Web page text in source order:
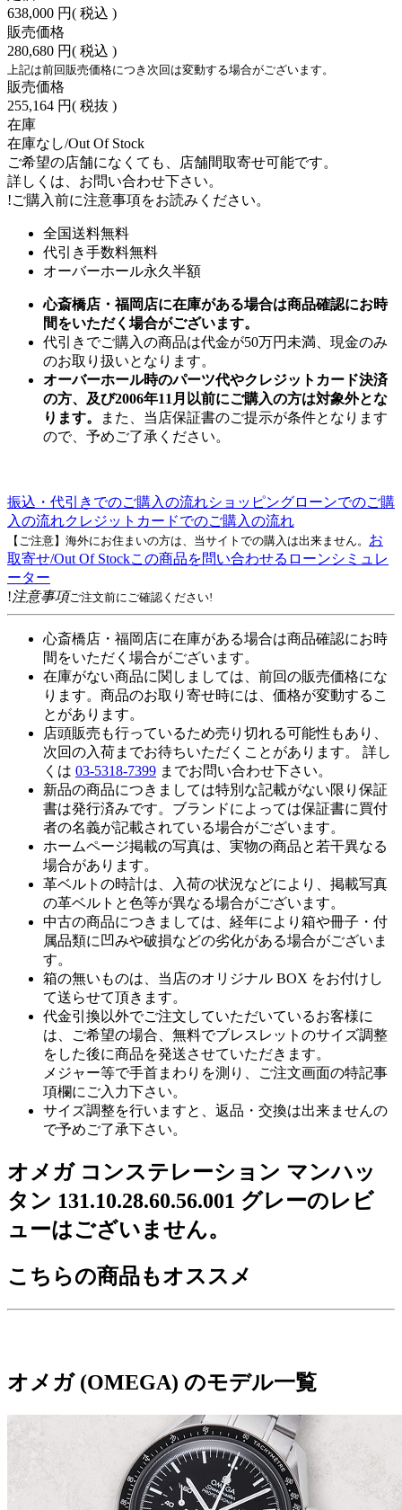
638,000 円( 税込 )
販売価格
280,680 円( 税込 )
上記は前回販売価格につき次回は変動する場合がございます。
販売価格
255,164 円( 税抜 )
在庫
在庫なし/Out Of Stock
ご希望の店舗になくても、店舗間取寄せ可能です。
詳しくは、お問い合わせ下さい。
!ご購入前に注意事項をお読みください。
全国送料無料
代引き手数料無料
オーバーホール永久半額
心斎橋店・福岡店に在庫がある場合は商品確認にお時
間をいただく場合がございます。
代引きでご購入の商品は代金が50万円未満、現金のみ
のお取り扱いとなります。
オーバーホール時のパーツ代やクレジットカード決済
の方、及び2006年11月以前にご購入の方は対象外とな
ります。
また、当店保証書のご提示が条件となります
ので、予めご了承ください。
振込・代引きでのご購入の流れショッピングローンでのご購
入の流れクレジットカードでのご購入の流れ
【ご注意】海外にお住まいの方は、当サイトでの購入は出来ません。 お
取寄せ/Out Of Stockこの商品を問い合わせる ローンシミュレ
ーター
!注意事項ご注文前にご確認ください!
心斎橋店・福岡店に在庫がある場合は商品確認にお時
間をいただく場合がございます。
在庫がない商品に関しましては、前回の販売価格にな
ります。商品のお取り寄せ時には、価格が変動するこ
とがあります。
店頭販売も行っているため売り切れる可能性もあり、
次回の入荷までお待ちいただくことがあります。 詳し
くは 03-5318-7399 までお問い合わせ下さい。
新品の商品につきましては特別な記載がない限り保証
書は発行済みです。ブランドによっては保証書に買付
者の名義が記載されている場合がございます。
ホームページ掲載の写真は、実物の商品と若干異なる
場合があります。
革ベルトの時計は、入荷の状況などにより、掲載写真
の革ベルトと色等が異なる場合がございます。
中古の商品につきましては、経年により箱や冊子・付
属品類に凹みや破損などの劣化がある場合がございま
す。
箱の無いものは、当店のオリジナル BOX をお付けし
て送らせて頂きます。
代金引換以外でご注文していただいているお客様に
は、ご希望の場合、無料でブレスレットのサイズ調整
をした後に商品を発送させていただきます。
メジャー等で手首まわりを測り、ご注文画面の特記事
項欄にご入力下さい。
サイズ調整を行いますと、返品・交換は出来ませんの
で予めご了承下さい。
オメガ コンステレーション マンハッ
タン 131.10.28.60.56.001 グレーのレビ
ューはございません。
こちらの商品もオススメ
オメガ (OMEGA) のモデル一覧